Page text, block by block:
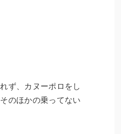
ず、カヌーポロをし
のほかの乗ってない